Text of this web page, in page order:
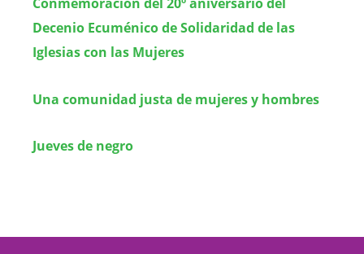
Decenio Ecuménico de Solidaridad de las
Iglesias con las Mujeres
Una comunidad justa de mujeres y hombres
Jueves de negro